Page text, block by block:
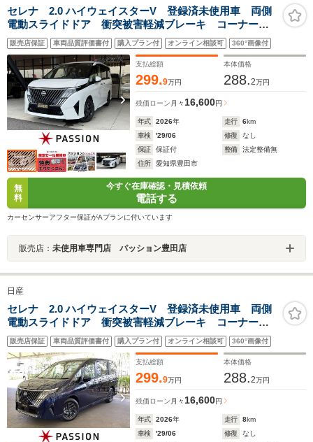
ワーウインドウ/エン
ジンスタートボタン/
オートエアコン
ール/バックモ
禁煙車
セレナ 2.0 ハイウェイスターV 登録済未使用車 両側
電動スライドドア 衝突被害軽減ブレーキ コーナーセ
ンサー スマートキー アイドリングストップ アラウ
ンドビューモニター アダクティブクルーズコントロー
ル 電動格納ドアミラー
販売店保証 車両品質評価書付 購入プラン付 オンライン相談可 360°画像付
支払総額
299.9万円
本体価格
288.2万円
残価ローン 月々 16,600円
年式 2026年 走行 6km
車検
'29/06 修復
なし
保証
保証付 整備
法定整備無
住所
愛知県豊田市
無
料
今すぐ在庫確認・見積依頼
電話する
カーセンサーアフター保証がAプランに付いています
販売店： 未使用車専門店 パッション豊田店
日産
セレナ 2.0 ハイウェイスターV 登録済未使用車 両側
電動スライドドア 衝突被害軽減ブレーキ コーナーセ
ンサー スマートキー アダクティブクルーズコントロ
ール アルミホイール アイドリングストップ アラウ
ンドビューモニター
販売店保証 車両品質評価書付 購入プラン付 オンライン相談可 360°画像付
支払総額
299.9万円
本体価格
288.2万円
残価ローン 月々 16,600円
年式 2026年 走行 8km
車検
'29/06 修復
なし